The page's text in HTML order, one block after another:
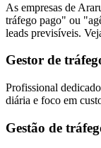
As empresas de
tráfego pago" ou
leads previsíveis.
Gestor de
Profissional
diária e foco em
Gestão de